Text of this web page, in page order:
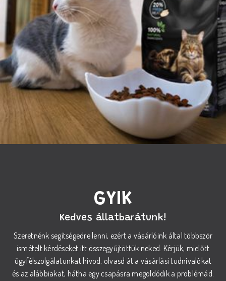
GYIK
Kedves állatbarátunk!
Szeretnénk segítségedre lenni, ezért a vásárlóink által többször
ismételt kérdéseket itt összegyűjtöttük neked. Kérjük, mielőtt
ügyfélszolgálatunkat hívod, olvasd át a vásárlási tudnivalókat
és az alábbiakat, hátha egy csapásra megoldódik a problémád.